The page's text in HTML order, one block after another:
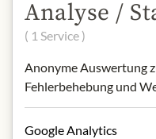
- of which
Carbohydrates:
Dietary Fiber:
Protein:10 g
Salt:1,0 g
Analyse /
( 1 Service )
Anonyme Auswertung
Fehlerbehebung und
Google Analytics